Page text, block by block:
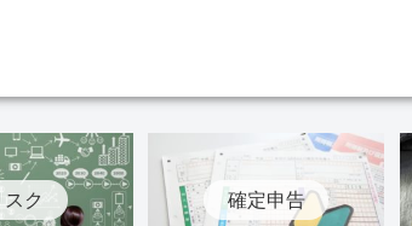
スク 確定申告